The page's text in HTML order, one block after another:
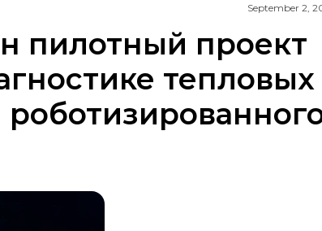
September 2,
пилотный проект
тепловых